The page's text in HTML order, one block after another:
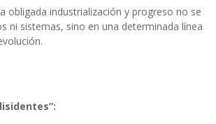
obligada industrialización y progreso no se
ni sistemas, sino en una determinada línea